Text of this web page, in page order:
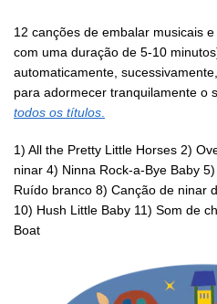
12 canções de embalar musicais
com uma duração de 5-10
automaticamente,
para adormecer tranquilamente o
todos os títulos
1) All the Pretty Little Horses 2)
ninar 4) Ninna Rock-a-Bye Baby
Ruído branco 8) Canção de ninar
10) Hush Little Baby 11) Som de
Boat